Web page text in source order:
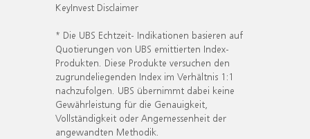
KeyInvest Disclaimer
* Die UBS Echtzeit- Indikationen basieren auf
Quotierungen von UBS emittierten Index-
Produkten. Diese Produkte versuchen den
zugrundeliegenden Index im Verhältnis 1:1
nachzufolgen. UBS übernimmt dabei keine
Gewährleistung für die Genauigkeit,
Vollständigkeit oder Angemessenheit der
angewandten Methodik.